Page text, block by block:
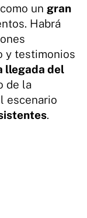
un gran
Habrá
y testimonios
llegada del
de la
escenario
.